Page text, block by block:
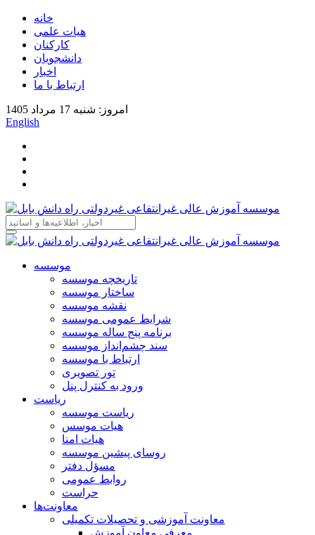
خانه
هیات علمی
کارکنان
دانشجویان
اخبار
ارتباط با ما
امروز: شنبه 17 مرداد 1405
English
موسسه
تاریخچه موسسه
ساختار موسسه
نقشه موسسه
شرایط عمومی موسسه
برنامه پنج ساله موسسه
سند چشم‌انداز موسسه
ارتباط با موسسه
تور تصویری
ورود به کنترل پنل
ریاست
ریاست موسسه
هیات موسس
هیات امنا
روسای پیشین موسسه
مسؤل دفتر
روابط عمومی
حراست
معاونت‌ها
معاونت آموزشی و تحصیلات تکمیلی
معرفی معاون آموزش